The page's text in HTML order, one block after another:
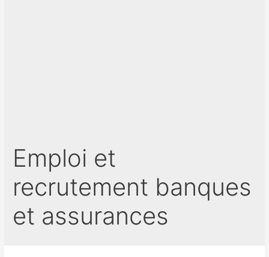
Emploi et
recrutement banques
et assurances